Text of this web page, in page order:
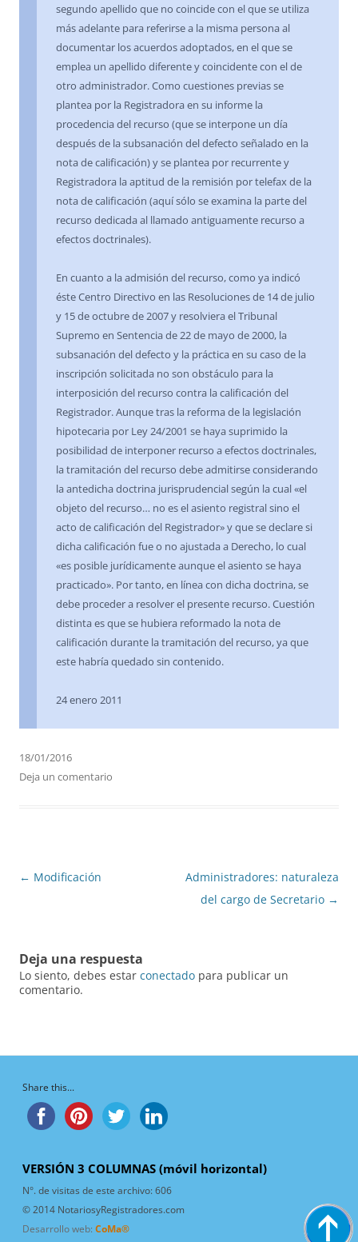
segundo apellido que no coincide con el que se utiliza
más adelante para referirse a la misma persona al
documentar los acuerdos adoptados, en el que se
emplea un apellido diferente y coincidente con el de
otro administrador. Como cuestiones previas se
plantea por la Registradora en su informe la
procedencia del recurso (que se interpone un día
después de la subsanación del defecto señalado en la
nota de calificación) y se plantea por recurrente y
Registradora la aptitud de la remisión por telefax de la
nota de calificación (aquí sólo se examina la parte del
recurso dedicada al llamado antiguamente recurso a
efectos doctrinales).
En cuanto a la admisión del recurso, como ya indicó
éste Centro Directivo en las Resoluciones de 14 de julio
y 15 de octubre de 2007 y resolviera el Tribunal
Supremo en Sentencia de 22 de mayo de 2000, la
subsanación del defecto y la práctica en su caso de la
inscripción solicitada no son obstáculo para la
interposición del recurso contra la calificación del
Registrador. Aunque tras la reforma de la legislación
hipotecaria por Ley 24/2001 se haya suprimido la
posibilidad de interponer recurso a efectos doctrinales,
la tramitación del recurso debe admitirse considerando
la antedicha doctrina jurisprudencial según la cual «el
objeto del recurso… no es el asiento registral sino el
acto de calificación del Registrador» y que se declare si
dicha calificación fue o no ajustada a Derecho, lo cual
«es posible jurídicamente aunque el asiento se haya
practicado». Por tanto, en línea con dicha doctrina, se
debe proceder a resolver el presente recurso. Cuestión
distinta es que se hubiera reformado la nota de
calificación durante la tramitación del recurso, ya que
este habría quedado sin contenido.
24 enero 2011
18/01/2016
Deja un comentario
Navegación
← Modificación
Administradores: naturaleza
del cargo de Secretario →
Deja una respuesta
Lo siento, debes estar conectado para publicar un
comentario.
Share this...
VERSIÓN 3 COLUMNAS (móvil horizontal)
N°. de visitas de este archivo:606
© 2014 NotariosyRegistradores.com
Desarrollo web: CoMa®